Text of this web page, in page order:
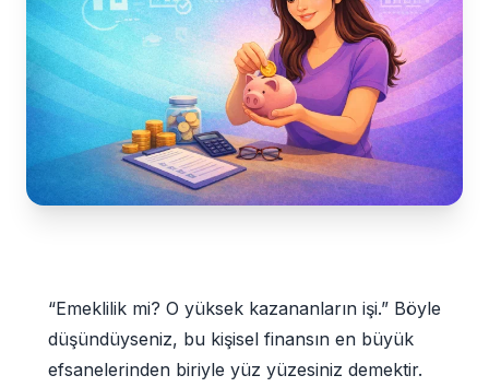
“Emeklilik mi? O yüksek kazananların işi.” Böyle
düşündüyseniz, bu kişisel finansın en büyük
efsanelerinden biriyle yüz yüzesiniz demektir.